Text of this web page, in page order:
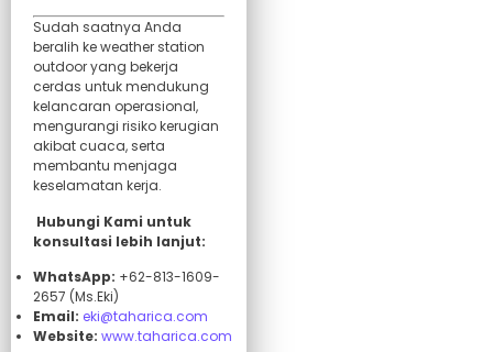
Sudah saatnya Anda
beralih ke weather station
outdoor yang bekerja
cerdas untuk mendukung
kelancaran operasional,
mengurangi risiko kerugian
akibat cuaca, serta
membantu menjaga
keselamatan kerja.
Hubungi Kami untuk
konsultasi lebih lanjut:
WhatsApp: +62-813-1609-
2657 (Ms.Eki)
Email: eki@taharica.com
Website: www.taharica.com